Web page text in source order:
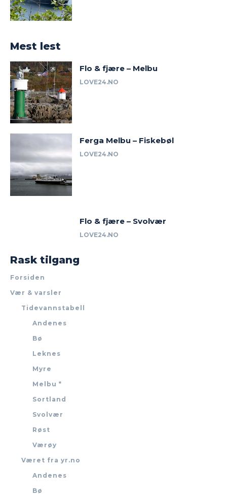
Mest lest
Flo & fjære – Melbu
LOVE24.NO
Ferga Melbu – Fiskebøl
LOVE24.NO
Flo & fjære – Svolvær
LOVE24.NO
Rask tilgang
Forsiden
Vær & varsler
Tidevannstabell
Andenes
Bø
Leknes
Myre
Melbu *
Sortland
Svolvær
Røst
Værøy
Været fra yr.no
Andenes
Bø